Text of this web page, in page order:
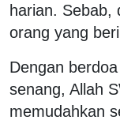
harian. Sebab,
orang yang
Dengan
senang, Allah
memudahkan